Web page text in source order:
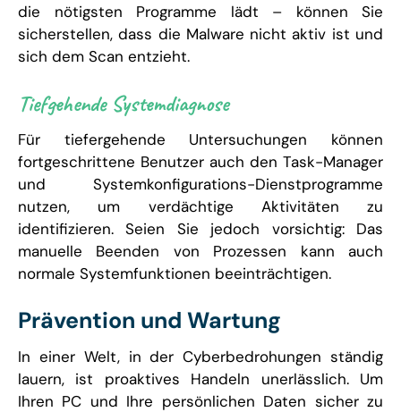
die nötigsten Programme lädt – können Sie
sicherstellen, dass die Malware nicht aktiv ist und
sich dem Scan entzieht.
Tiefgehende Systemdiagnose
Für tiefergehende Untersuchungen können
fortgeschrittene Benutzer auch den Task-Manager
und Systemkonfigurations-Dienstprogramme
nutzen, um verdächtige Aktivitäten zu
identifizieren. Seien Sie jedoch vorsichtig: Das
manuelle Beenden von Prozessen kann auch
normale Systemfunktionen beeinträchtigen.
Prävention und Wartung
In einer Welt, in der Cyberbedrohungen ständig
lauern, ist proaktives Handeln unerlässlich. Um
Ihren PC und Ihre persönlichen Daten sicher zu